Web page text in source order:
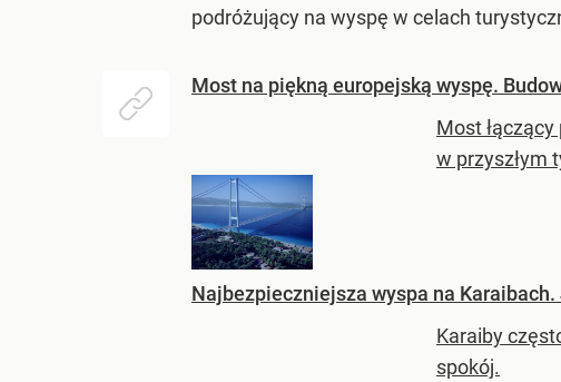
podróżujący na wyspę w celach
Most na piękną europejską wyspę.
Most
w przyszłym
Najbezpieczniejsza wyspa na
Karaiby
spokój.